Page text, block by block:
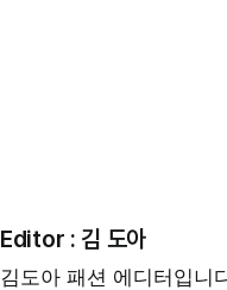
Editor : 김 도아
김도아 패션 에디터입니